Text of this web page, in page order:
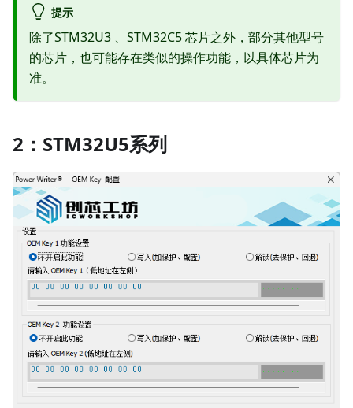
提示
除了STM32U3 、STM32C5 芯片之外，部分其他型号
的芯片，也可能存在类似的操作功能，以具体芯片为
准。
2：STM32U5系列